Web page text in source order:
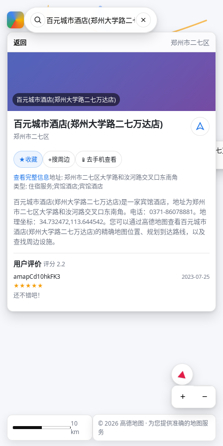
返回 郑州市二七区
百元城市酒店(郑州大学路二七万达店)
百元城市酒店(郑州大学路二七万达店)
郑州市二七区
★收藏 ⌖搜周边 📱 去手机查看
查看完整信息地址: 郑州市二七区大学路和汝河路交叉口东南角
类型: 住宿服务;宾馆酒店;宾馆酒店
百元城市酒店(郑州大学路二七万达店)是一家宾馆酒店，地址为郑州
市二七区大学路和汝河路交叉口东南角。电话：0371-86078881。地
理坐标：34.732472,113.644542。您可以通过高德地图查看百元城市
酒店(郑州大学路二七万达店)的精确地图位置、规划到达路线，以及
查找周边设施。
用户评价评分 2.2
amapCd10hkFK3
2023-07-25
★★★★★
还不错吧！
百元城市酒店(郑州大学路二
+ −
10
km
© 2026 高德地图 · 为您提供准确的地图服
务